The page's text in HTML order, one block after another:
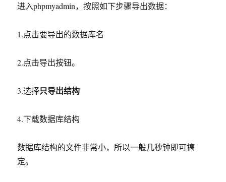
进入phpmyadmin，按照如下步骤导出数据：
1.点击要导出的数据库名
2.点击导出按钮。
3.选择只导出结构
4.下载数据库结构
数据库结构的文件非常小，所以一般几秒钟即可搞
定。